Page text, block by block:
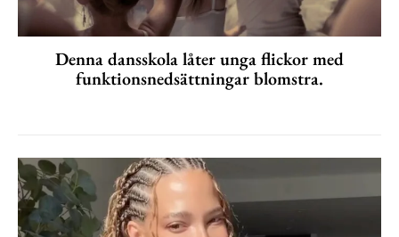
Denna dansskola låter unga flickor med
funktionsnedsättningar blomstra.